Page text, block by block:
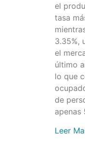
el
tasa
3.35%,
el
último
lo que
de
apenas
Leer